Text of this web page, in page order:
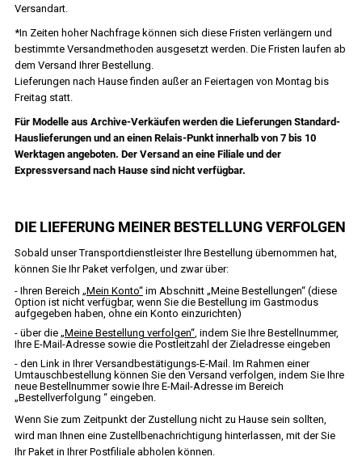
Versandart.
*In Zeiten hoher Nachfrage können sich diese Fristen verlängern und
bestimmte Versandmethoden ausgesetzt werden. Die Fristen laufen ab
dem Versand Ihrer Bestellung.
Lieferungen nach Hause finden außer an Feiertagen von Montag bis
Freitag statt.
Für Modelle aus Archive-Verkäufen werden die Lieferungen Standard-
Hauslieferungen und an einen Relais-Punkt innerhalb von 7 bis 10
Werktagen angeboten. Der Versand an eine Filiale und der
Expressversand nach Hause sind nicht verfügbar.
DIE LIEFERUNG MEINER BESTELLUNG VERFOLGEN
Sobald unser Transportdienstleister Ihre Bestellung übernommen hat,
können Sie Ihr Paket verfolgen, und zwar über:
- Ihren Bereich „Mein Konto“im Abschnitt „Meine Bestellungen“ (diese
Option ist nicht verfügbar, wenn Sie die Bestellung im Gastmodus
aufgegeben haben, ohne ein Konto einzurichten)
- über die „Meine Bestellung verfolgen“, indem Sie Ihre Bestellnummer,
Ihre E-Mail-Adresse sowie die Postleitzahl der Zieladresse eingeben
- den Link in Ihrer Versandbestätigungs-E-Mail. Im Rahmen einer
Umtauschbestellung können Sie den Versand verfolgen, indem Sie Ihre
neue Bestellnummer sowie Ihre E-Mail-Adresse im Bereich
„Bestellverfolgung “ eingeben.
Wenn Sie zum Zeitpunkt der Zustellung nicht zu Hause sein sollten,
wird man Ihnen eine Zustellbenachrichtigung hinterlassen, mit der Sie
Ihr Paket in Ihrer Postfiliale abholen können.